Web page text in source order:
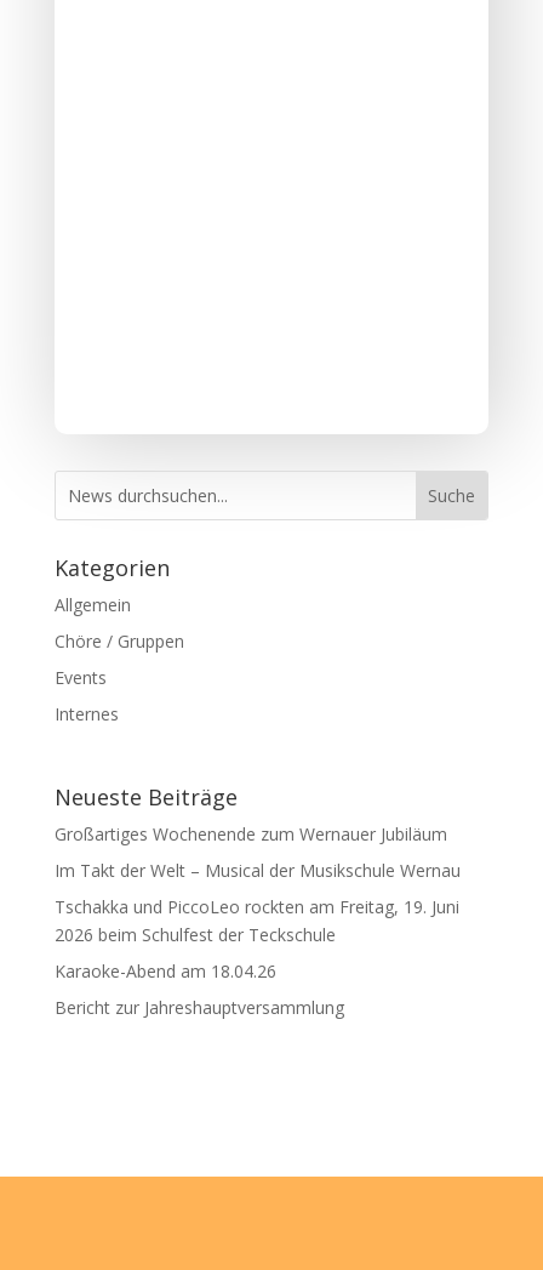
Kategorien
Allgemein
Chöre / Gruppen
Events
Internes
Neueste Beiträge
Großartiges Wochenende zum Wernauer Jubiläum
Im Takt der Welt – Musical der Musikschule Wernau
Tschakka und PiccoLeo rockten am Freitag, 19. Juni
2026 beim Schulfest der Teckschule
Karaoke-Abend am 18.04.26
Bericht zur Jahreshauptversammlung